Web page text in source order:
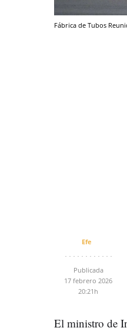
Fábrica de Tubos
Efe
Publicada
17 febrero 2026
20:21h
El ministro de